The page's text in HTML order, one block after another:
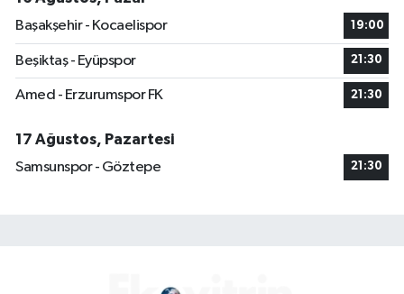
Başakşehir - Kocaelispor
19:00
Beşiktaş - Eyüpspor 21:30
Amed - Erzurumspor FK 21:30
17 Ağustos, Pazartesi
Samsunspor - Göztepe
21:30